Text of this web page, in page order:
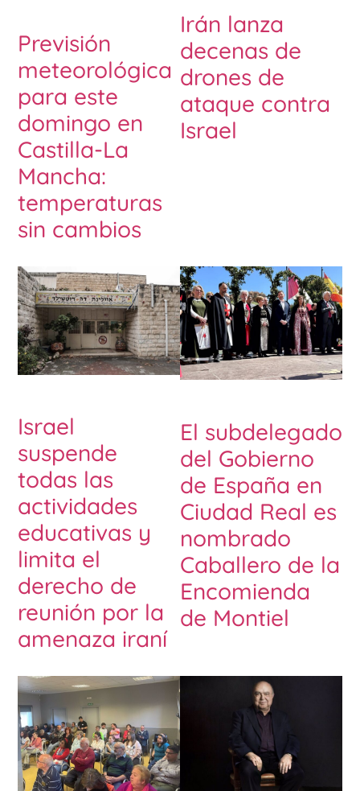
Previsión
meteorológica
para este
domingo en
Castilla-La
Mancha:
temperaturas
sin cambios
Irán lanza
decenas de
drones de
ataque contra
Israel
Israel
suspende
todas las
actividades
educativas y
limita el
derecho de
reunión por la
amenaza iraní
El subdelegado
del Gobierno
de España en
Ciudad Real es
nombrado
Caballero de la
Encomienda
de Montiel